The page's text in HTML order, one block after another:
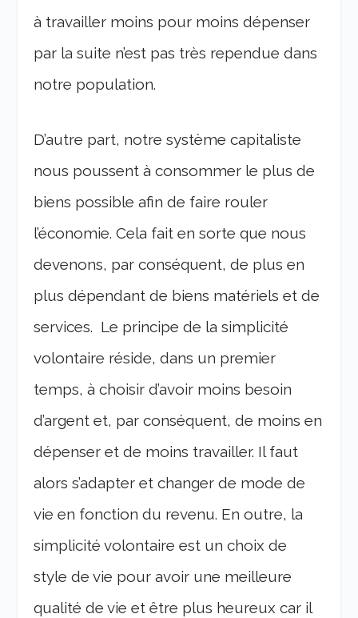
à travailler moins pour moins dépenser
par la suite n’est pas très rependue dans
notre population.
D’autre part, notre système capitaliste
nous poussent à consommer le plus de
biens possible afin de faire rouler
l’économie. Cela fait en sorte que nous
devenons, par conséquent, de plus en
plus dépendant de biens matériels et de
services. Le principe de la simplicité
volontaire réside, dans un premier
temps, à choisir d’avoir moins besoin
d’argent et, par conséquent, de moins en
dépenser et de moins travailler. Il faut
alors s’adapter et changer de mode de
vie en fonction du revenu. En outre, la
simplicité volontaire est un choix de
style de vie pour avoir une meilleure
qualité de vie et être plus heureux car il